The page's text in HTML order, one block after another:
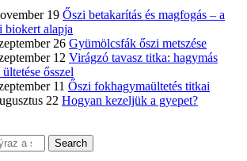
19 Őszi betakarítás és magfogás – a
biokert alapja
26 Gyümölcsfák őszi metszése
12 Virágzó tavasz titka: hagymás
ősszel
11 Őszi fokhagymaültetés titkai
22 Hogyan kezeljük a gyepet?